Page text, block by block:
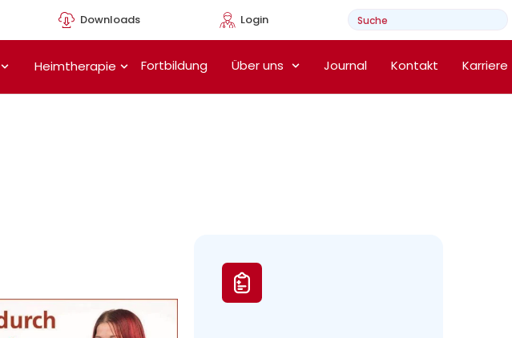
Downloads Login
Öffne Medizintechnik
Heimtherapie Öffne Heimtherapie
Fortbildung Über uns Journal Kontakt Karriere